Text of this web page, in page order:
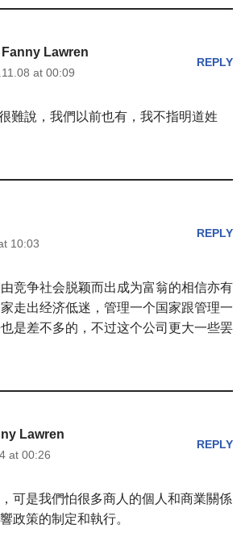
Fanny Lawren
at 00:09
REPLY
難說，我們以前也有，我不指明道姓
10:03
REPLY
竞争社会脱颖而出成为富翁的相信亦有
走出经济低迷，管理一个国家跟管理一
是差不多的，不过这个公司更大一些罢
Lawren
at 00:26
REPLY
可是我們怕很多商人的個人和商業關係
政策的制定和執行。